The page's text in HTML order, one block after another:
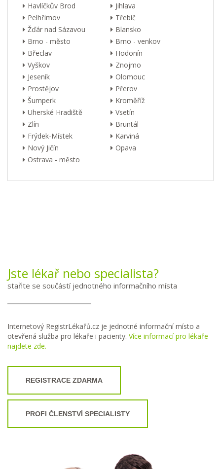
Havlíčkův Brod
Jihlava
Pelhřimov
Třebíč
Žďár nad Sázavou
Blansko
Brno - město
Brno - venkov
Břeclav
Hodonín
Vyškov
Znojmo
Jeseník
Olomouc
Prostějov
Přerov
Šumperk
Kroměříž
Uherské Hradiště
Vsetín
Zlín
Bruntál
Frýdek-Místek
Karviná
Nový Jičín
Opava
Ostrava - město
Jste lékař nebo specialista?
staňte se součástí jednotného informačního místa
Internetový RegistrLékařů.cz je jednotné informační místo a
otevřená služba pro lékaře i pacienty. Více informací pro lékaře
najdete zde.
REGISTRACE ZDARMA
PROFI ČLENSTVÍ SPECIALISTY